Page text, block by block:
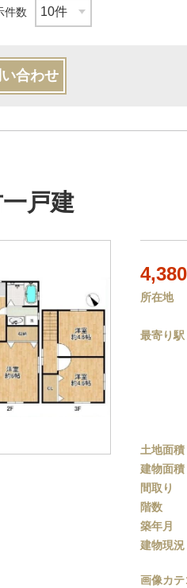
件数
合わせ
戸建
所在地
最寄り駅
土地面積
建物面積
間取り
階数
築年月
建物現況
画像カテ